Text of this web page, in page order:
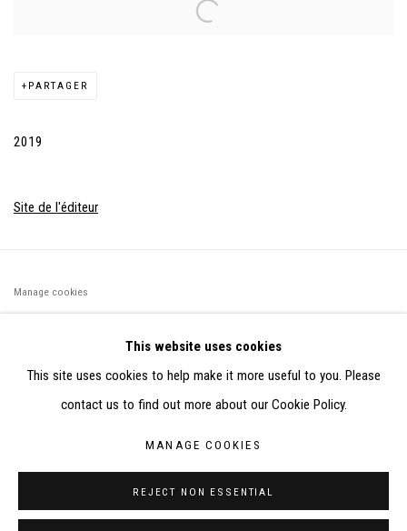
PARTAGER
2019
Site de l'éditeur
Manage cookies
PARTIR DES DONNÉES COLLECTÉES PAR ELISABETH KLIMOFF
DE 2015 À 2019
SITE BY ARTLOGIC
This website uses cookies
This site uses cookies to help make it more useful to you. Please
contact us to find out more about our Cookie Policy.
MANAGE COOKIES
REJECT NON ESSENTIAL